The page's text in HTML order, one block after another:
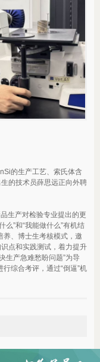
的生产工艺、索氏体含
的技术员薛思远正向外聘
生产对检验专业提出的更
么”和“我能做什么”有机结
养、博士生考核模式，邀
点和实践测试，着力提升
生产急难愁盼问题”为导
综合考评，通过“倒逼”机